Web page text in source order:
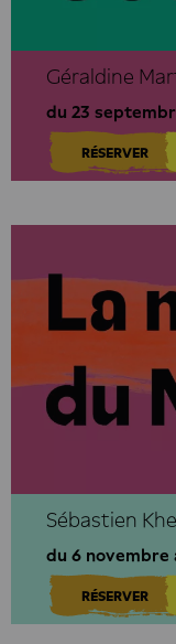
Géraldine
du 23
RÉSERVER
Sébastien
du 6 novembre
RÉSERVER